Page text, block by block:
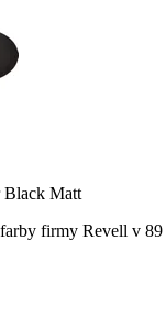
Black Matt
firmy Revell v